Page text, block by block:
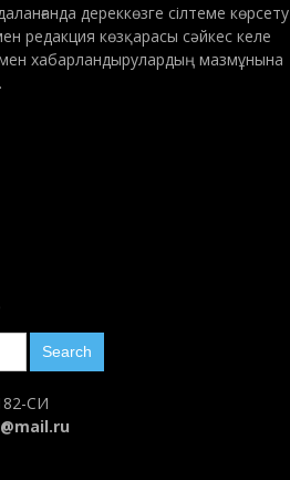
дереккөзге сілтеме көрсету
редакция көзқарасы сәйкес келе
хабарландырулардың мазмұнына
СИ